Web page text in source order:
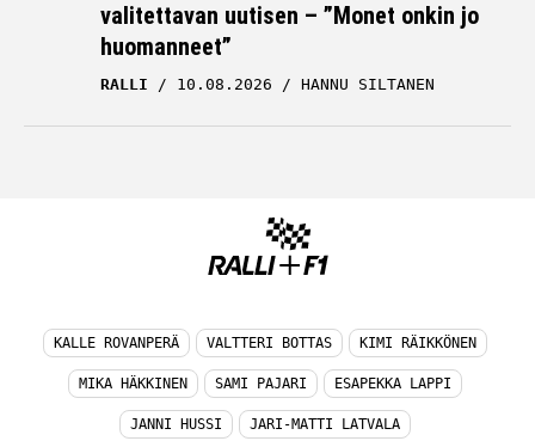
valitettavan uutisen – ”Monet onkin jo
huomanneet”
RALLI 10.08.2026 HANNU SILTANEN
KALLE ROVANPERÄ VALTTERI BOTTAS KIMI RÄIKKÖNEN
MIKA HÄKKINEN SAMI PAJARI ESAPEKKA LAPPI
JANNI HUSSI JARI-MATTI LATVALA